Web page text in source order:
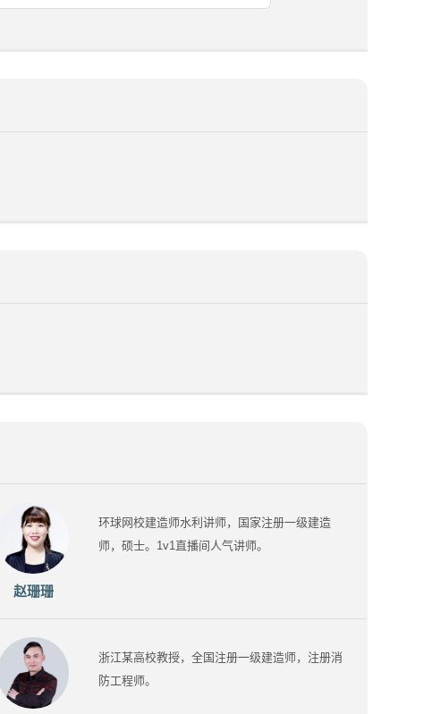
赵珊珊
环球网校建造师水利讲师，国家注册一级建造
师，硕士。1v1直播间人气讲师。
浙江某高校教授，全国注册一级建造师，注册消
防工程师。